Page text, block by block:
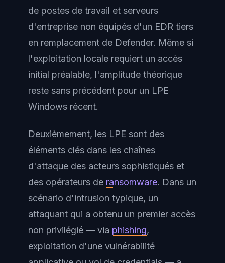
de postes de travail et serveurs
d'entreprise non équipés d'un EDR tiers
en remplacement de Defender. Même si
l'exploitation locale requiert un accès
initial préalable, l'amplitude théorique
reste sans précédent pour un LPE
Windows récent.
Deuxièmement, les LPE sont des
éléments clés dans les chaînes
d'attaque des acteurs sophistiqués et
des opérateurs de ransomware. Dans un
scénario d'intrusion typique, un
attaquant qui a obtenu un premier accès
non privilégié — via phishing,
exploitation d'une vulnérabilité